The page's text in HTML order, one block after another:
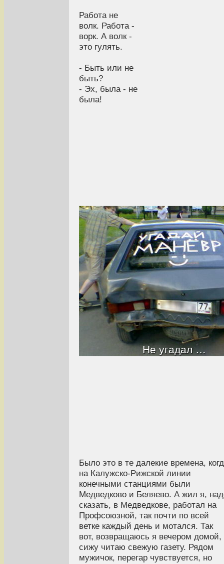
Работа не
волк. Работа -
ворк. А волк -
это гулять.
- Быть или не
быть?
- Эх, была - не
была!
Не угадал …
Было это в те далекие времена,
на Калужско-Рижской линии
конечными станциями были
Медведково и Беляево. А жил я,
сказать, в Медведкове, работал на
Профсоюзной, так почти по всей
ветке каждый день и мотался. Так
вот, возвращаюсь я вечером домой,
сижу читаю свежую газету. Рядом
мужичок, перегар чувствуется, но